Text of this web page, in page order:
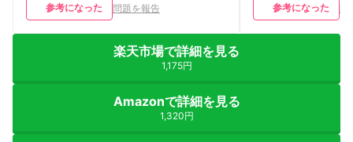
参考になった 問題を報告 参考になった
楽天市場で詳細を見る
1,175円
Amazonで詳細を見る
1,320円